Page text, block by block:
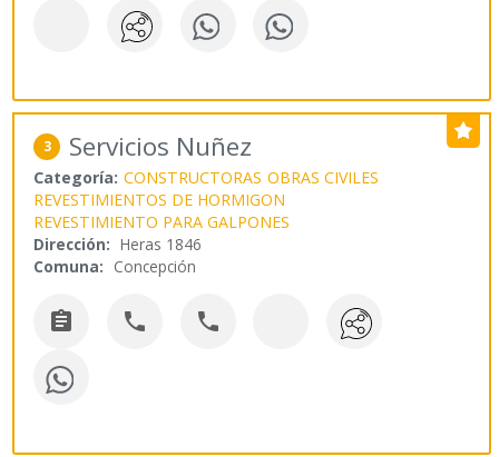
3 Servicios Nuñez
Categoría: CONSTRUCTORAS OBRAS CIVILES
REVESTIMIENTOS DE HORMIGON
REVESTIMIENTO PARA GALPONES
Dirección: Heras 1846
Comuna: Concepción
  